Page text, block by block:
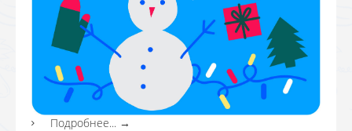
Подробнее... →